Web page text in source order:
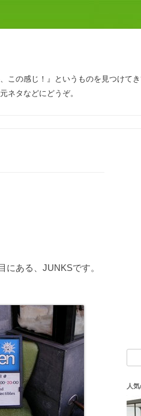
この感じ！』というものを見つけて
ネタなどにどうぞ。
にある、JUNKSです。
人